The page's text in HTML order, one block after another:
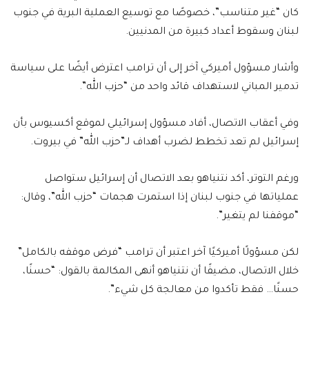
كان “غير متناسب”، خصوصًا مع توسيع العملية البرية في جنوب
لبنان وسقوط أعداد كبيرة من المدنيين.
وأشار مسؤول أميركي آخر إلى أن ترامب اعترض أيضًا على سياسة
تدمير المباني لاستهداف قائد واحد من “حزب الله”.
وفي أعقاب الاتصال، أفاد مسؤول إسرائيلي لموقع أكسيوس بأن
إسرائيل لم تعد تخطط لضرب أهداف لـ”حزب الله” في بيروت.
ورغم التوتر، أكد نتنياهو بعد الاتصال أن إسرائيل ستواصل
عملياتها في جنوب لبنان إذا استمرت هجمات “حزب الله”، وقال:
“موقفنا لم يتغير”.
لكن مسؤولًا أميركيًا آخر اعتبر أن ترامب “فرض موقفه بالكامل”
خلال الاتصال، مضيفًا أن نتنياهو أنهى المكالمة بالقول: “حسنًا،
حسنًا… فقط تأكدوا من معالجة كل شيء”.